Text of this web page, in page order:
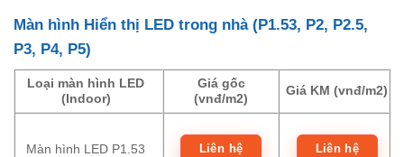
Màn hình Hiển thị LED trong nhà (P1.53, P2, P2.5,
P3, P4, P5)
Loại màn hình LED
(Indoor)
Giá gốc
(vnđ/m2)
Giá KM (vnđ/m2)
Màn hình LED P1.53 Liên hệ Liên hệ